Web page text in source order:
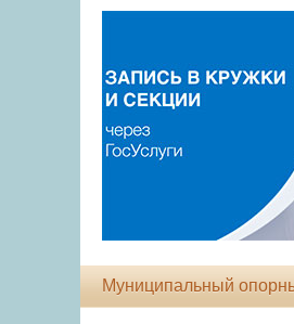
Муниципальный